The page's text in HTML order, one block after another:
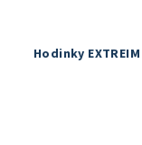
Hodinky